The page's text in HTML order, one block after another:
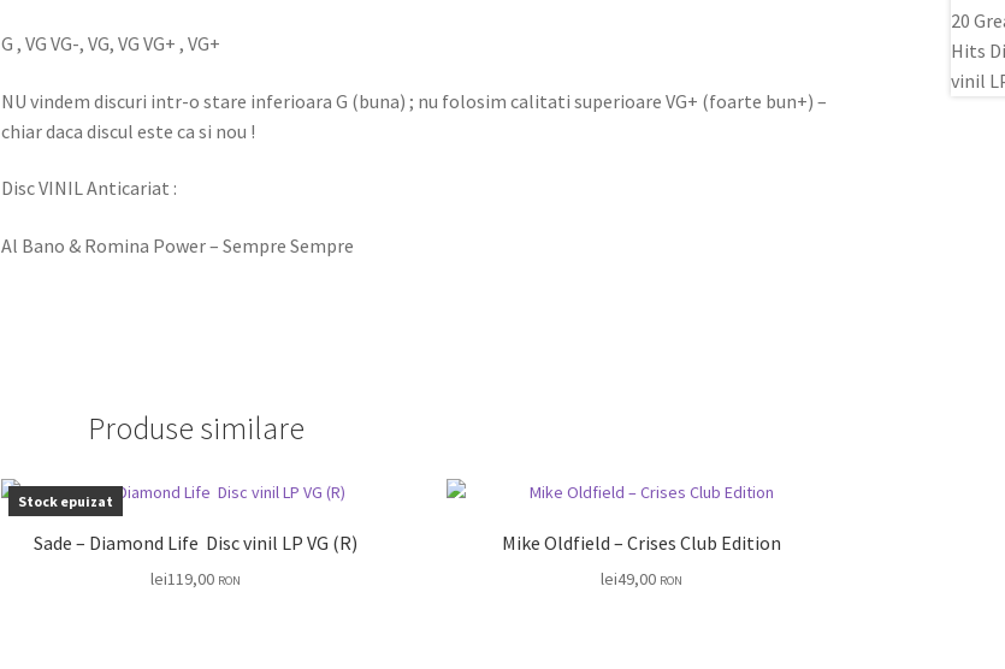
G , VG VG-, VG, VG VG+ , VG+
NU vindem discuri intr-o stare inferioara G (buna) ; nu folosim calitati superioare VG+ (foarte bun+) –
chiar daca discul este ca si nou !
Disc VINIL Anticariat :
Al Bano & Romina Power – Sempre Sempre
Produse similare
Stock epuizat
Sade – Diamond Life Disc vinil LP VG (R)
lei119,00 RON
Mike Oldfield – Crises Club Edition
lei49,00 RON